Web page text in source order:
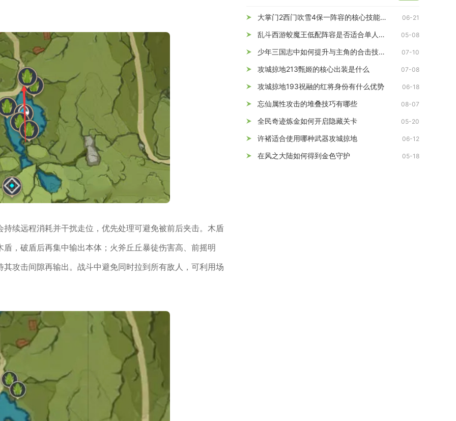
续远程消耗并干扰走位，优先处理可避免被前后夹击。木盾
，破盾后再集中输出本体；火斧丘丘暴徒伤害高、前摇明
攻击间隙再输出。战斗中避免同时拉到所有敌人，可利用场
大掌门2西门吹雪4保一阵容的核心技能如何发挥 06-21
乱斗西游蛟魔王低配阵容是否适合单人操作 05-08
少年三国志中如何提升与主角的合击技能等级 07-10
攻城掠地213甄姬的核心出装是什么 07-08
攻城掠地193祝融的红将身份有什么优势 06-18
忘仙属性攻击的堆叠技巧有哪些 08-07
全民奇迹炼金如何开启隐藏关卡 05-20
许褚适合使用哪种武器攻城掠地 06-12
在风之大陆如何得到金色守护 05-18